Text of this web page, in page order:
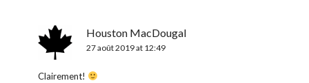
Houston MacDougal
27 août 2019 at 12:49
Clairement!